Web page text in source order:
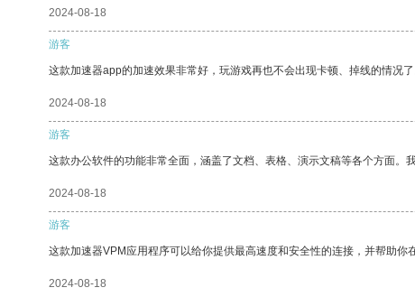
2024-08-18
游客
这款加速器app的加速效果非常好，玩游戏再也不会出现卡顿、掉线的情况
2024-08-18
游客
这款办公软件的功能非常全面，涵盖了文档、表格、演示文稿等各个方面。
2024-08-18
游客
这款加速器VPM应用程序可以给你提供最高速度和安全性的连接，并帮助你
2024-08-18